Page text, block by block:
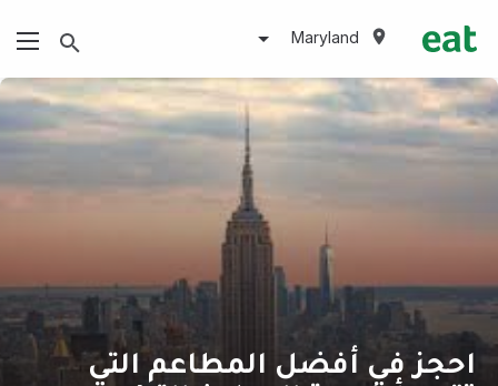
Maryland
احجز في أفضل المطاعم التي